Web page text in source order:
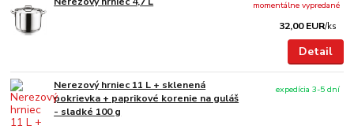
32,00 EUR/ks
momentálne vypredané
Detail
Nerezový hrniec 11 L + sklenená
pokrievka + paprikové korenie na guláš
- sladké 100 g
expedícia 3-5 dní